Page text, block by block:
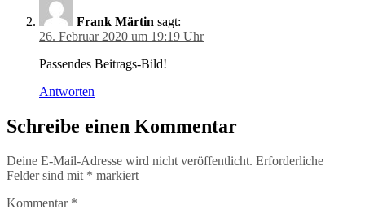
Frank Märtin sagt:
26. Februar 2020 um 19:19 Uhr
Passendes Beitrags-Bild!
Antworten
Schreibe einen Kommentar
Deine E-Mail-Adresse wird nicht veröffentlicht. Erforderliche
Felder sind mit * markiert
Kommentar *